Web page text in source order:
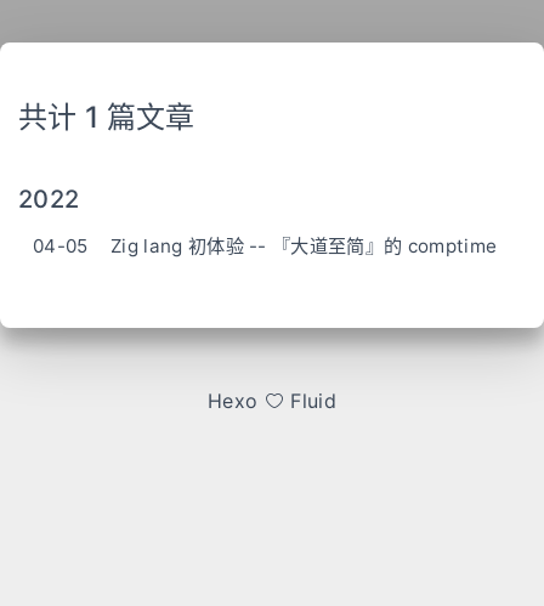
共计 1 篇文章
2022
04-05 Zig lang 初体验 -- 『大道至简』的 comptime
Hexo Fluid